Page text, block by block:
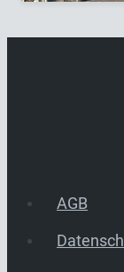
AGB